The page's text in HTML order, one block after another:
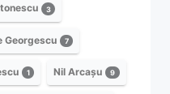
3
Georgescu 7
1 Nil Arcașu 9